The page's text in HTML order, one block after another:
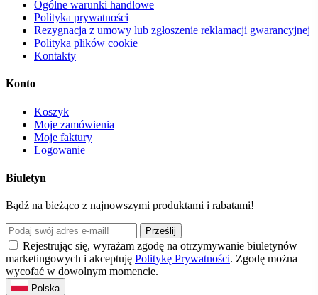
Ogólne warunki handlowe
Polityka prywatności
Rezygnacja z umowy lub zgłoszenie reklamacji gwarancyjnej
Polityka plików cookie
Kontakty
Konto
Koszyk
Moje zamówienia
Moje faktury
Logowanie
Biuletyn
Bądź na bieżąco z najnowszymi produktami i rabatami!
Prześlij
Rejestrując się, wyrażam zgodę na otrzymywanie biuletynów
marketingowych i akceptuję Politykę Prywatności. Zgodę można
wycofać w dowolnym momencie.
Polska